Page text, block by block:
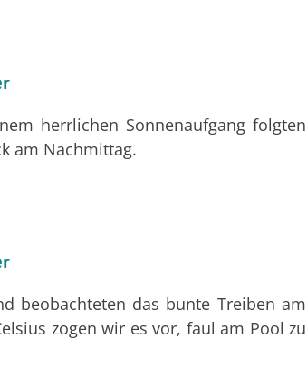
herrlichen Sonnenaufgang folgten
am Nachmittag.
beobachteten das bunte Treiben am
zogen wir es vor, faul am Pool zu